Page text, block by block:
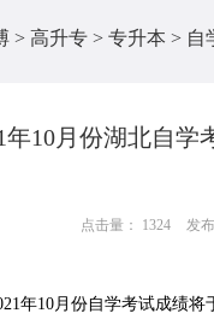
> 高升专 > 专升本 > 自
年10月份湖北自
点击量： 1324 发
10月份自学考试成绩将